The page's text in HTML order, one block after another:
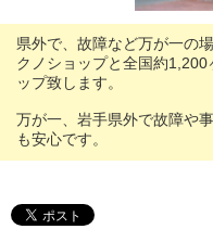
県外で、故障など万が一の
クノショップと全国約
ップ致します。
万が一、岩手県外で故障や
も安心です。